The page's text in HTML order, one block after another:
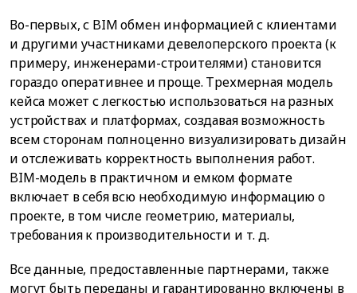
Во-первых, с BIM обмен информацией с клиентами
и другими участниками девелоперского проекта (к
примеру, инженерами-строителями) становится
гораздо оперативнее и проще. Трехмерная модель
кейса может с легкостью использоваться на разных
устройствах и платформах, создавая возможность
всем сторонам полноценно визуализировать дизайн
и отслеживать корректность выполнения работ.
BIM-модель в практичном и емком формате
включает в себя всю необходимую информацию о
проекте, в том числе геометрию, материалы,
требования к производительности и т. д.
Все данные, предоставленные партнерами, также
могут быть переданы и гарантированно включены в